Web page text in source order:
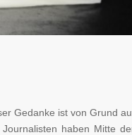
Gedanke ist von Grund
haben Mitte